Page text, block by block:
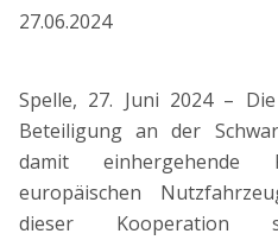
27.06.2024
Spelle, 27. Juni 2024 –
Beteiligung an der
damit
europäischen
dieser Kooperation